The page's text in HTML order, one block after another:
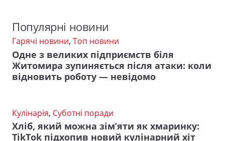
Популярні новини
Гарячі новини, Топ новини
Одне з великих підприємств біля
Житомира зупиняється після атаки: коли
відновить роботу — невідомо
Кулінарія, Суботні поради
Хліб, який можна зім’яти як хмаринку:
TikTok підхопив новий кулінарний хіт